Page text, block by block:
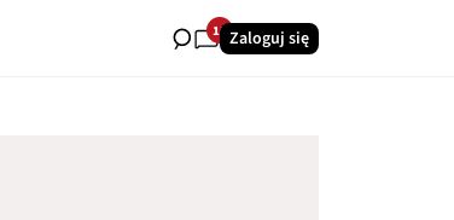
10Zaloguj się